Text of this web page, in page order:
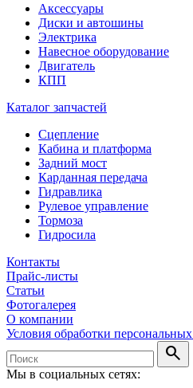
Аксессуары
Диски и автошины
Электрика
Навесное оборудование
Двигатель
КПП
Каталог запчастей
Сцепление
Кабина и платформа
Задний мост
Карданная передача
Гидравлика
Рулевое управление
Тормоза
Гидросила
Контакты
Прайс-листы
Статьи
Фотогалерея
О компании
Условия обработки
search
Мы в социальных сетях: